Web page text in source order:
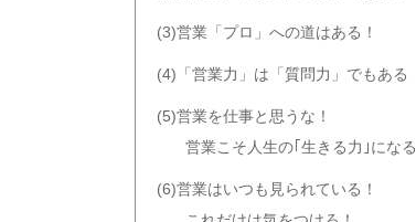
(3)営業「プロ」への道はある！
(4)「営業力」は「質問力」でもある
(5)営業を仕事と思うな！
営業こそ人生の｢生きる力｣になる
(6)営業はいつも見られている！